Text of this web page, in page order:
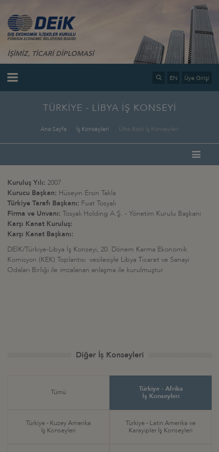
İŞİMİZ, TİCARİ DİPLOMASİ
EN Üye Girişi
TÜRKİYE - LİBYA İŞ KONSEYİ
Ana Sayfa İş Konseyleri Ülke Bazlı İş Konseyleri
Kuruluş Yılı: 2007
Kurucu Başkan: Hüseyin Ersin Takla
Türkiye Tarafı Başkanı: Fuat Tosyalı
Firma ve Unvanı: Tosyalı Holding A.Ş. - Yönetim Kurulu Başkanı
Karşı Kanat Kuruluş:
Karşı Kanat Başkanı:
DEİK/Türkiye-Libya İş Konseyi, 20. Dönem Karma Ekonomik
Komisyon (KEK) Toplantısı vesilesiyle Libya Ticaret ve Sanayi
Odaları Birliği ile imzalanan anlaşma ile kurulmuştur.
Diğer İş Konseyleri
Tümü
Türkiye - Afrika
İş Konseyleri
Türkiye - Kuzey Amerika
İş Konseyleri
Türkiye - Latin Amerika ve
Karayipler İş Konseyleri